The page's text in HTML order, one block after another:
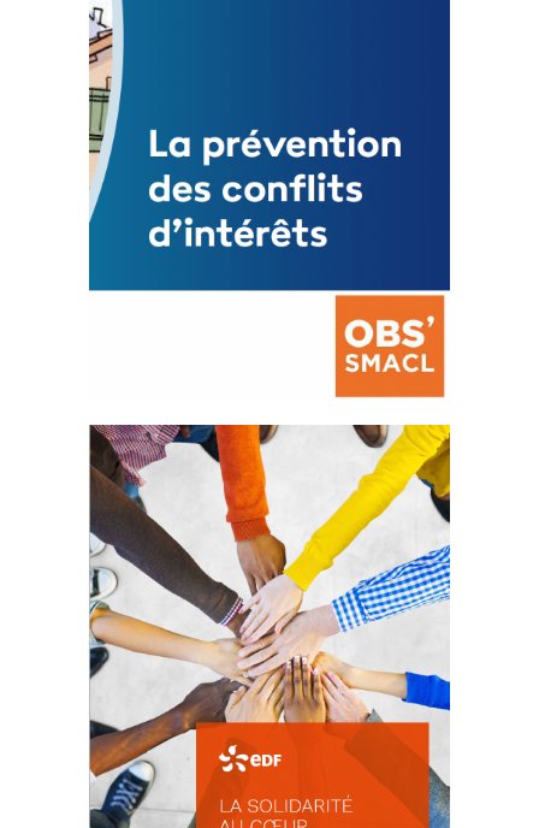
Mise à jour avril 2024
FEUILLETER
La prévention des conflits
d’intérêts
18 septembre 2023
FEUILLETER